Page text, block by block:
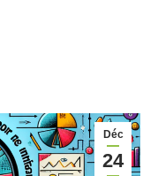
Déc
24